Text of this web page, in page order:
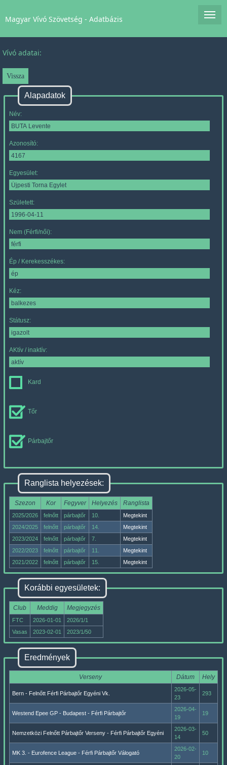
Magyar Vívó Szövetség - Adatbázis
Vívó adatai:
Alapadatok
Név:
Azonosító:
Egyesület:
Született:
Nem (Férfi/női):
Ép / Kerekesszékes:
Kéz:
Státusz:
AKtív / inaktív:
Kard
Tőr
Párbajtőr
Ranglista helyezések:
Szezon Kor Fegyver Helyezés Ranglista
2025/2026 felnőtt párbajtőr 10.
Megtekint
2024/2025
felnőtt párbajtőr 14.
Megtekint
2023/2024
felnőtt párbajtőr 7.
Megtekint
2022/2023
felnőtt párbajtőr 11.
Megtekint
2021/2022
felnőtt párbajtőr 15. Megtekint
Korábbi egyesületek:
Club Meddig Megjegyzés
FTC 2026-01-01
2026/1/1
Vasas
2023-02-01 2023/1/50
Eredmények
Verseny Dátum Hely
Bern - Felnőtt Férfi Párbajtőr Egyéni Vk.
2026-05-
23
293
Westend Epee GP - Budapest - Férfi Párbajtőr
2026-04-
19
19
Nemzetközi Felnőtt Párbajtőr Verseny - Férfi Párbajtőr Egyéni
2026-03-
14
50
MK 3. - Eurofence League - Férfi Párbajtőr Válogató
2026-02-
20
10